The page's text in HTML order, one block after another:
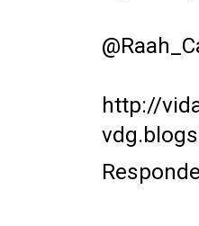
http://